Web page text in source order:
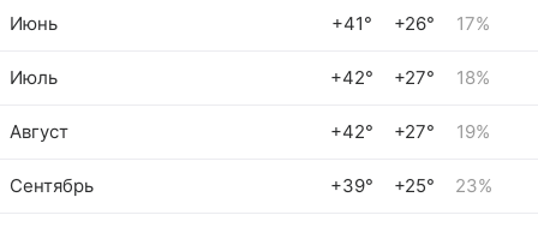
Июнь +41° +26° 17%
Июль +42° +27° 18%
Август +42° +27° 19%
Сентябрь +39° +25° 23%